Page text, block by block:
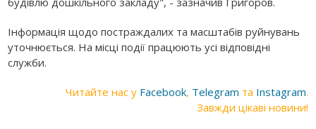
Інформація щодо постраждалих та масштабів руйнувань
уточнюється. На місці події працюють усі відповідні
служби.
Читайте нас у Facebook, Telegram та Instagram.
Завжди цікаві новини!